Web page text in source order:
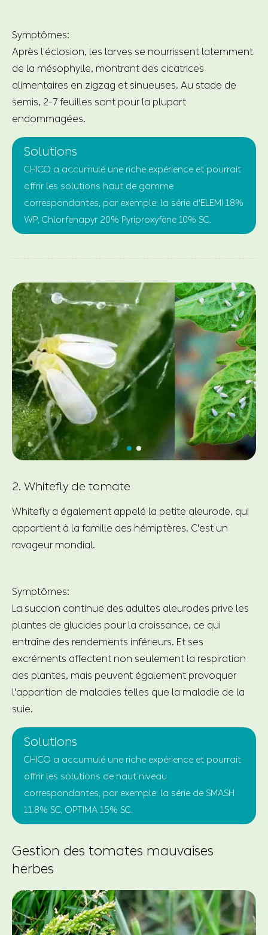
Symptômes:
Après l'éclosion, les larves se nourrissent latemment
de la mésophylle, montrant des cicatrices
alimentaires en zigzag et sinueuses. Au stade de
semis, 2-7 feuilles sont pour la plupart
endommagées.
Solutions
CHICO a accumulé une riche expérience et pourrait
offrir les solutions haut de gamme
correspondantes, par exemple: la série d'ELEMI 18%
WP, Chlorfenapyr 20% Pyriproxyfène 10% SC.
2. Whitefly de tomate
Whitefly a également appelé la petite aleurode, qui
appartient à la famille des hémiptères. C'est un
ravageur mondial.
Symptômes:
La succion continue des adultes aleurodes prive les
plantes de glucides pour la croissance, ce qui
entraîne des rendements inférieurs. Et ses
excréments affectent non seulement la respiration
des plantes, mais peuvent également provoquer
l'apparition de maladies telles que la maladie de la
suie.
Solutions
CHICO a accumulé une riche expérience et pourrait
offrir les solutions de haut niveau
correspondantes, par exemple: la série de SMASH
11.8% SC, OPTIMA 15% SC.
Gestion des tomates mauvaises
herbes